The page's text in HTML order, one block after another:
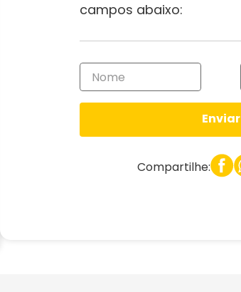
campos abaixo:
Enviar
Compartilhe: